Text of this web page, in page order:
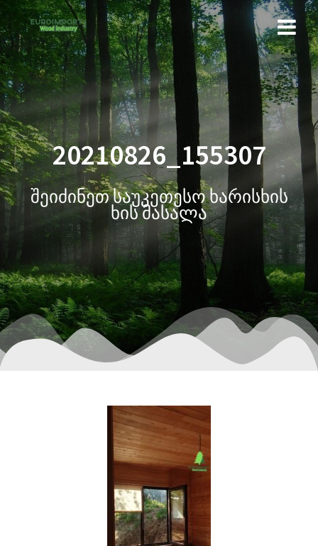
20210826_155307
შეიძინეთ საუკეთესო ხარისხის
ხის მასალა